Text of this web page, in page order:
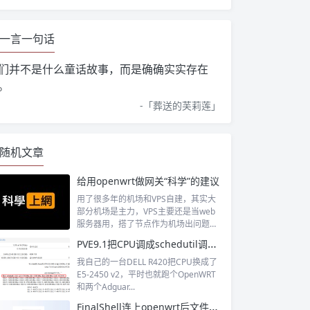
一言一句话
并不是什么童话故事，而是确确实实存在
-「葬送的芙莉莲 」
随机文章
给用openwrt做网关“科学”的建议
用了很多年的机场和VPS自建，其实大
部分机场是主力，VPS主要还是当web
服务器用，搭了节点作为机场出问题时
PVE9.1把CPU调成schedutil调度模式
我自己的一台DELL R420把CPU换成了
E5-2450 v2，平时也就跑个OpenWRT
和两个Adguar...
FinalShell连上openwrt后文件这里没有显示